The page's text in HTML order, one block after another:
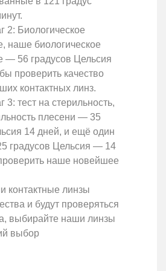
2: Биологическое
наше биологическое
— 56 градусов Цельсия
проверить качество
контактных линз.
тест на стерильность,
плесени — 35
14 дней, и ещё один
градусов Цельсия — 14
наше новейшее
контактные линзы
и будут проверяться
выбирайте наши линзы
выбор